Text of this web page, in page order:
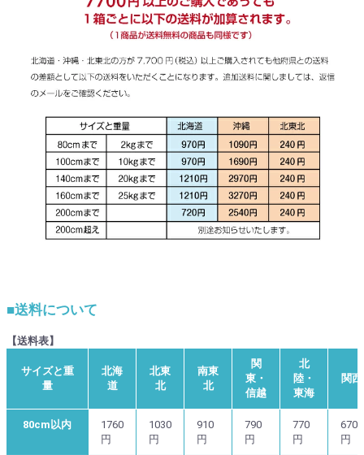
■送料について
【送料表】
サイズと重
量
北海
道
北東
北
南東
北
関
東・
信越
北
陸・
東海
関西
80cm以内
1760
円
1030
円
910
円
790
円
770
円
670
円